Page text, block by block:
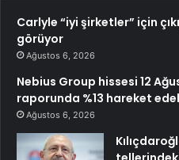
Carlyle “iyi şirketler” için
görüyor
Ağustos 6, 2026
Nebius Group hissesi 12
raporunda %13 hareket
Ağustos 6, 2026